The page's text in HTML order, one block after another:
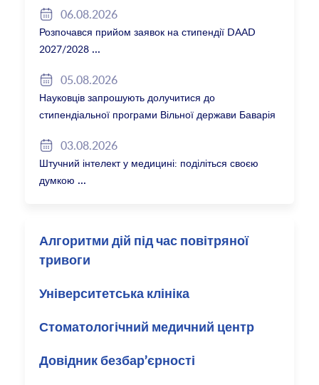
06.08.2026
Розпочався прийом заявок на стипендії DAAD
2027/2028
05.08.2026
Науковців запрошують долучитися до
стипендіальної програми Вільної держави Баварія
03.08.2026
Штучний інтелект у медицині: поділіться своєю
думкою
Алгоритми дій під час повітряної
тривоги
Університетська клініка
Стоматологічний медичний центр
Довідник безбар’єрності